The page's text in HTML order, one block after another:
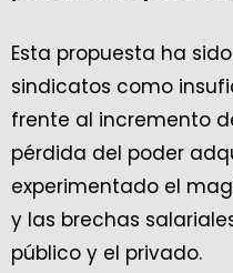
Esta propuesta ha
sindicatos como
frente al incremento
pérdida del poder
experimentado el
y las brechas
público y el privado.